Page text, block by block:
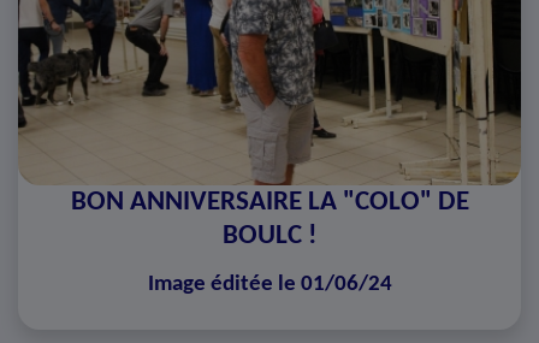
BON ANNIVERSAIRE LA "COLO" DE
BOULC !
Image éditée le 01/06/24